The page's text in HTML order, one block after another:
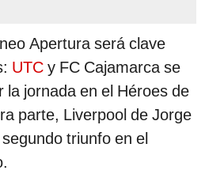
Apertura será clave
UTC y FC Cajamarca se
la jornada en el Héroes de
parte, Liverpool de Jorge
triunfo en el